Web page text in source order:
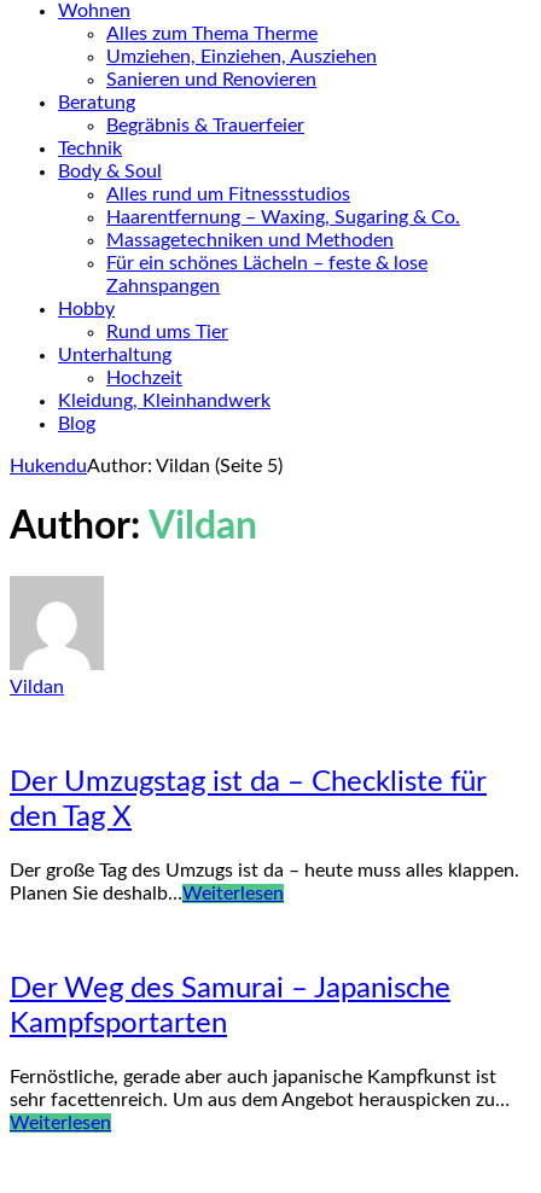
Wohnen
Alles zum Thema Therme
Umziehen, Einziehen, Ausziehen
Sanieren und Renovieren
Beratung
Begräbnis & Trauerfeier
Technik
Body & Soul
Alles rund um Fitnessstudios
Haarentfernung – Waxing, Sugaring & Co.
Massagetechniken und Methoden
Für ein schönes Lächeln – feste & lose
Zahnspangen
Hobby
Rund ums Tier
Unterhaltung
Hochzeit
Kleidung, Kleinhandwerk
Blog
HukenduAuthor: Vildan (Seite 5)
Author: Vildan
Vildan
Der Umzugstag ist da – Checkliste für
den Tag X
Der große Tag des Umzugs ist da – heute muss alles klappen.
Planen Sie deshalb…Weiterlesen
Der Weg des Samurai – Japanische
Kampfsportarten
Fernöstliche, gerade aber auch japanische Kampfkunst ist
sehr facettenreich. Um aus dem Angebot herauspicken zu…
Weiterlesen